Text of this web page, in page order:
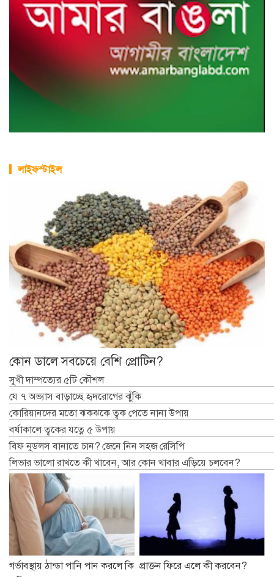
লাইফস্টাইল
কোন ডালে সবচেয়ে বেশি প্রোটিন?
সুখী দাম্পত্যের ৫টি কৌশল
যে ৭ অভ্যাস বাড়াচ্ছে হৃদরোগের ঝুঁকি
কোরিয়ানদের মতো ঝকঝকে ত্বক পেতে নানা উপায়
বর্ষাকালে ত্বকের যত্নে ৫ উপায়
বিফ নুডলস বানাতে চান? জেনে নিন সহজ রেসিপি
লিভার ভালো রাখতে কী খাবেন, আর কোন খাবার এড়িয়ে চলবেন?
গর্ভাবস্থায় ঠান্ডা পানি পান করলে কি প্রাক্তন ফিরে এলে কী করবেন?